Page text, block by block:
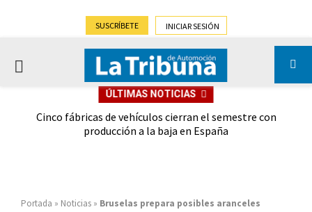
SUSCRÍBETE INICIAR SESIÓN
PRIMARY
ÚLTIMAS NOTICIAS
Cinco fábricas de vehículos cierran el semestre con
producción a la baja en España
Portada » Noticias » Bruselas prepara posibles aranceles